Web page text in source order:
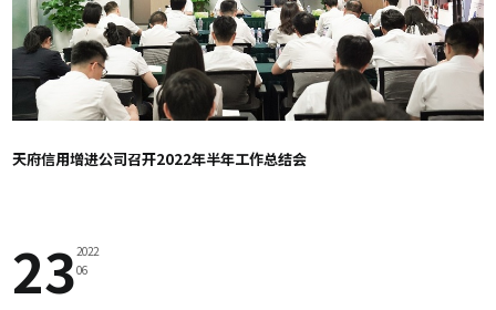
天府信用增进公司召开2022年半年工作总结会
232022
06